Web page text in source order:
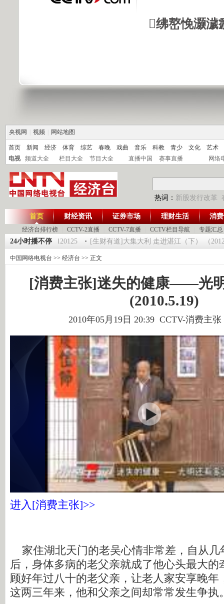
绋嶅悗灏
央视网 视频 网站地图
首页 新闻 经济 体育 综艺 春晚 戏曲 音乐 科教 青少 文化
艺术
电视
频道大全 栏目大全 节目大全 直播中国 赛事直播 网络
热词： 新股发行改革
首页
经济台排行榜 CCTV-2直播 CCTV-7直播 CCTV栏目导航 专题汇总
财经资讯 证券市场 理财生活 消
24小时播不停
一时间》 20120125 [生财有道]大集大利 走进湛江（下） （
中国网络电视台 >> 经济台 >> 正文
[消费主张]迷失的健康——光
(2010.5.19)
2010年05月19日 20:39 CCTV-消费主张
进入[消费主张]>>
家住湖北天门的老吴心情非常差，自从几
后，身体多病的老父亲就成了他心头最大的
顾好年过八十的老父亲，让老人家安享晚年
这两三年来，他和父亲之间却常常发生争执